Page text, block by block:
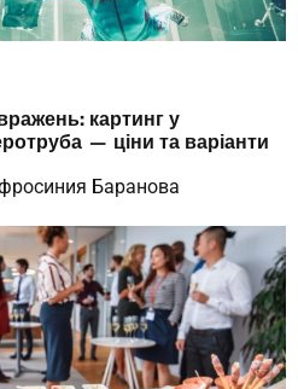
картинг у
— ціни та варіанти
Баранова